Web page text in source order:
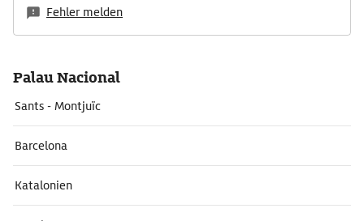
Fehler melden
Palau Nacional
Sants - Montjuïc
Barcelona
Katalonien